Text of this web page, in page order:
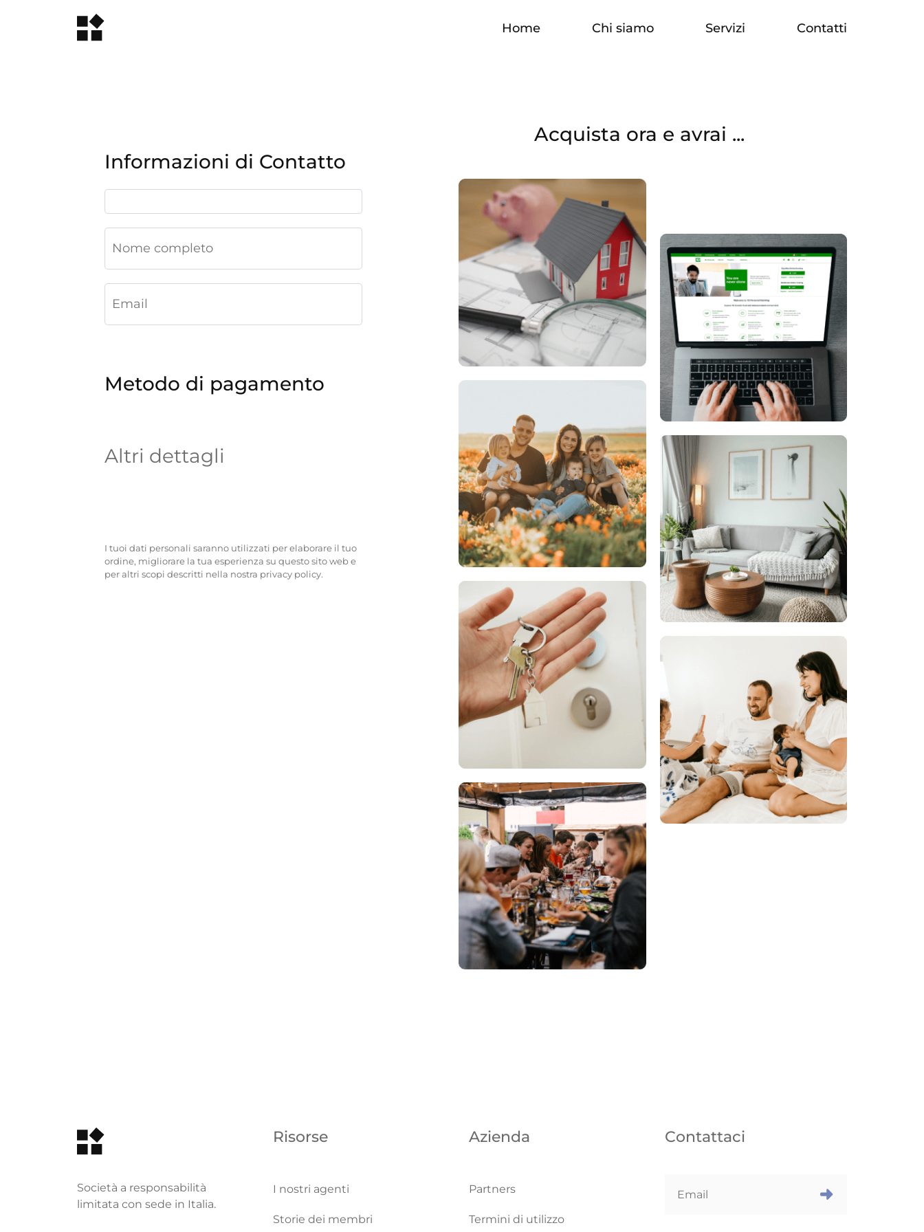
Home Chi siamo Servizi Contatti
Informazioni di Contatto
Metodo di pagamento
Altri dettagli
I tuoi dati personali saranno utilizzati per elaborare il tuo
ordine, migliorare la tua esperienza su questo sito web e
per altri scopi descritti nella nostra privacy policy.
Acquista ora e avrai ...
Società a responsabilità
limitata con sede in Italia.
Risorse
I nostri agenti
Storie dei membri
Azienda
Partners
Termini di utilizzo
Contattaci